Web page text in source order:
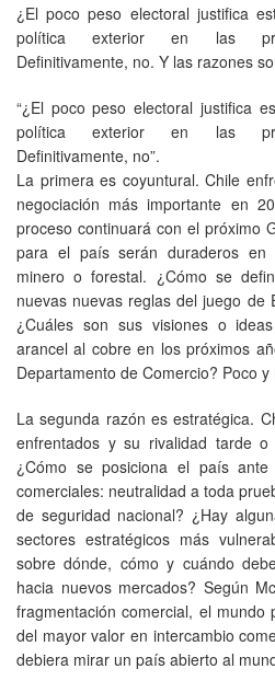
¿El poco peso electoral justifica
política exterior en las
Definitivamente, no. Y las razones
“¿El poco peso electoral justifica
política exterior en las
Definitivamente, no”.
La primera es coyuntural. Chile
negociación más importante en
proceso continuará con el próximo
para el país serán duraderos en
minero o forestal. ¿Cómo se
nuevas nuevas reglas del juego de
¿Cuáles son sus visiones o
arancel al cobre en los próximos
Departamento de Comercio? Poco
La segunda razón es estratégica.
enfrentados y su rivalidad tarde
¿Cómo se posiciona el país
comerciales: neutralidad a toda
de seguridad nacional? ¿Hay
sectores estratégicos más
sobre dónde, cómo y cuándo
hacia nuevos mercados? Según
fragmentación comercial, el
del mayor valor en intercambio
debiera mirar un país abierto al